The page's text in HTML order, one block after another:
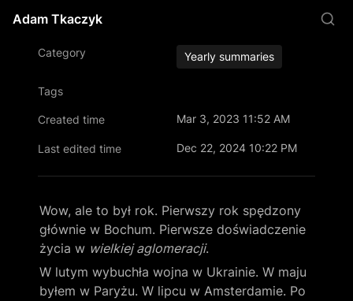
Adam Tkaczyk
Category Yearly summaries
Tags
Created time Mar 3, 2023 11:52 AM
Last edited time Dec 22, 2024 10:22 PM
Wow, ale to był rok. Pierwszy rok spędzony
głównie w Bochum. Pierwsze doświadczenie
życia w wielkiej aglomeracji.
W lutym wybuchła wojna w Ukrainie. W maju
byłem w Paryżu. W lipcu w Amsterdamie. Po